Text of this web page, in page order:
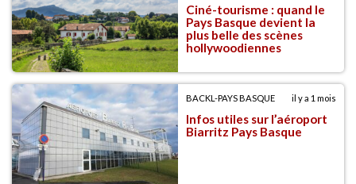
Ciné-tourisme : quand le
Pays Basque devient la
plus belle des scènes
hollywoodiennes
BACKL-PAYS BASQUE il y a 1 mois
Infos utiles sur l’aéroport
Biarritz Pays Basque